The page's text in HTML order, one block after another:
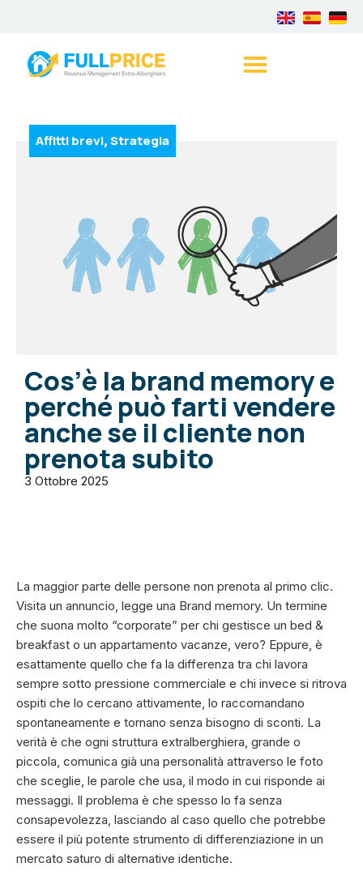
Affitti brevi,Strategia
Cos’è la brand memory e
perché può farti vendere
anche se il cliente non
prenota subito
3 Ottobre 2025
La maggior parte delle persone non prenota al primo clic.
Visita un annuncio, legge una Brand memory. Un termine
che suona molto “corporate” per chi gestisce un bed &
breakfast o un appartamento vacanze, vero? Eppure, è
esattamente quello che fa la differenza tra chi lavora
sempre sotto pressione commerciale e chi invece si ritrova
ospiti che lo cercano attivamente, lo raccomandano
spontaneamente e tornano senza bisogno di sconti. La
verità è che ogni struttura extralberghiera, grande o
piccola, comunica già una personalità attraverso le foto
che sceglie, le parole che usa, il modo in cui risponde ai
messaggi. Il problema è che spesso lo fa senza
consapevolezza, lasciando al caso quello che potrebbe
essere il più potente strumento di differenziazione in un
mercato saturo di alternative identiche.